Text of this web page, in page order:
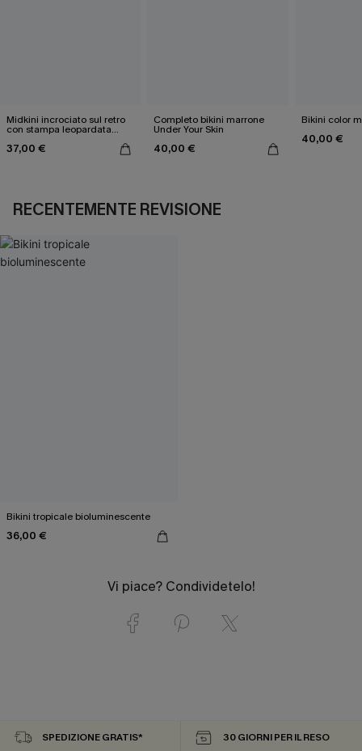
Midkini incrociato sul retro
con stampa leopardata
37,00 €
Completo bikini marrone
Under Your Skin
40,00 €
Bikini color
40,00 €
RECENTEMENTE REVISIONE
Bikini tropicale bioluminescente
36,00 €
Vi piace? Condividetelo!
SPEDIZIONE GRATIS* 30 GIORNI PER IL RESO